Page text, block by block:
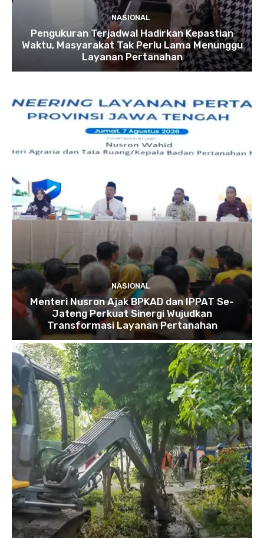
NASIONAL
Pengukuran Terjadwal Hadirkan Kepastian
Waktu, Masyarakat Tak Perlu Lama Menunggu
Layanan Pertanahan
NASIONAL
Menteri Nusron Ajak BPKAD dan IPPAT Se-
Jateng Perkuat Sinergi Wujudkan
Transformasi Layanan Pertanahan